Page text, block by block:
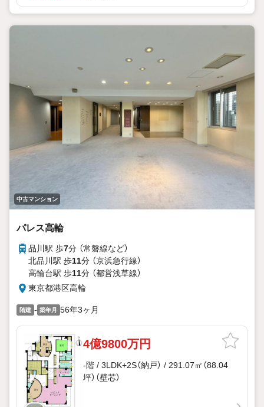
中古マンション
パレス高輪
品川駅 歩7分 （常磐線など）
北品川駅 歩11分 （京浜急行線）
高輪台駅 歩11分 （都営浅草線）
東京都港区高輪
階建 - 築年月 56年3ヶ月
4億9800万円
-階 / 3LDK+2S（納戸） / 291.07㎡（88.04
坪）（壁芯）